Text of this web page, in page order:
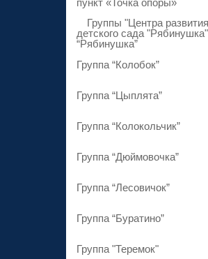
пункт «Точка опоры»
Группы "Центра
детского сада
“Рябинушка”
Группа “Колобок”
Группа “Цыплята”
Группа “Колокольчик”
Группа “Дюймовочка”
Группа “Лесовичок”
Группа “Буратино”
Группа "Теремок"